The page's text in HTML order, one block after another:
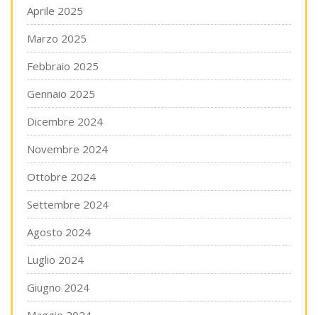
Aprile 2025
Marzo 2025
Febbraio 2025
Gennaio 2025
Dicembre 2024
Novembre 2024
Ottobre 2024
Settembre 2024
Agosto 2024
Luglio 2024
Giugno 2024